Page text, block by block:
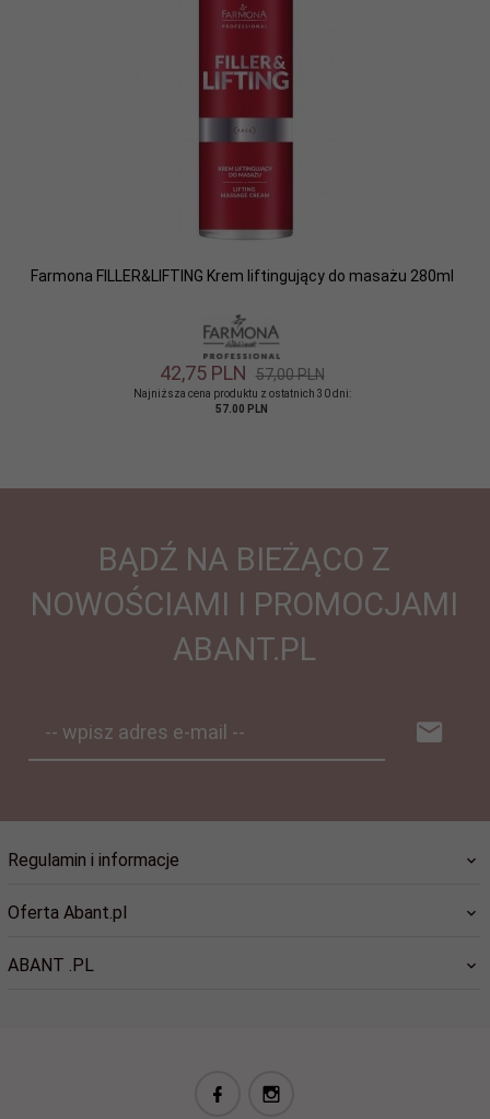
Farmona FILLER&LIFTING Krem liftingujący do masażu 280ml
42,75 PLN 57,00 PLN
Najniższa cena produktu z ostatnich 30 dni:
57.00 PLN
BĄDŹ NA BIEŻĄCO Z
NOWOŚCIAMI I PROMOCJAMI
ABANT.PL
-- wpisz adres e-mail --
Regulamin i informacje
Oferta Abant.pl
ABANT .PL